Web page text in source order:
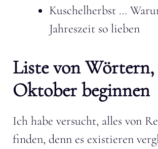
Kuschelherbst …
Jahreszeit so lieben
Liste von
Oktober beginnen
Ich habe versucht, alles von
finden, denn es existieren